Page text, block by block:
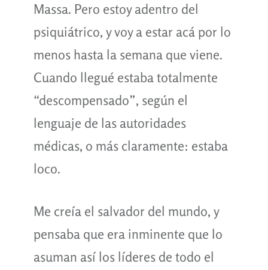
Massa. Pero estoy adentro del
psiquiátrico, y voy a estar acá por lo
menos hasta la semana que viene.
Cuando llegué estaba totalmente
“descompensado”, según el
lenguaje de las autoridades
médicas, o más claramente: estaba
loco.
Me creía el salvador del mundo, y
pensaba que era inminente que lo
asuman así los líderes de todo el